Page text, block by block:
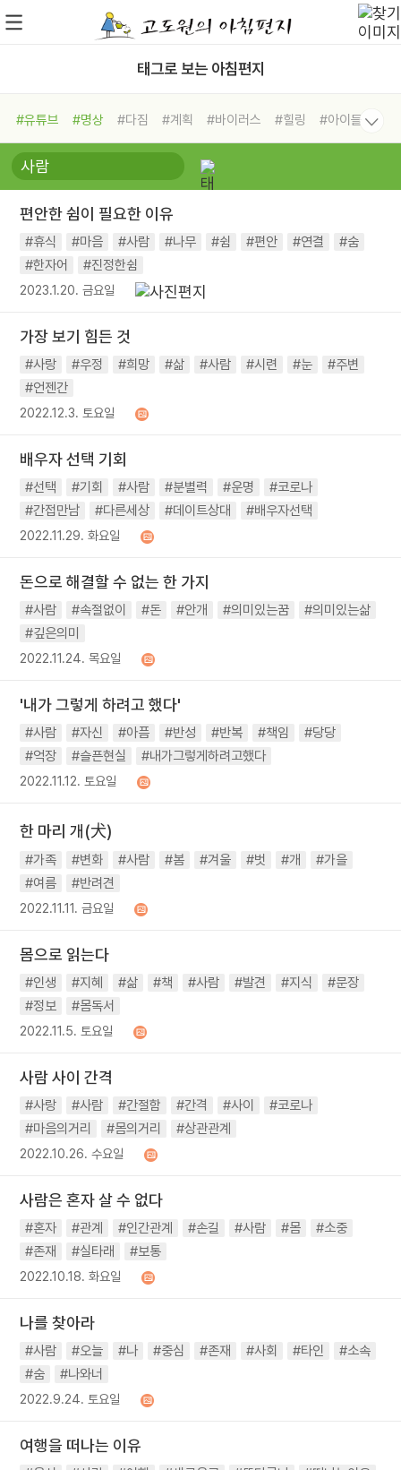
태그로 보는 아침편지
#유튜브 #명상 #다짐 #계획 #바이러스 #힐링
#아이들
#비전캠프
#독서캠프 #삶
#희망
#나눔 #친구 #링컨학교
#독서
#건강 #면역력
편안한 쉼이 필요한 이유
#휴식 #마음 #사람 #나무 #쉼 #편안 #연결
#숨
#한자어
#진정한쉼
2023.1.20. 금요일
가장 보기 힘든 것
#사랑 #우정 #희망 #삶 #사람 #시련 #눈
#주변
#언젠간
2022.12.3. 토요일
배우자 선택 기회
#선택 #기회 #사람 #분별력 #운명
#코로나
#간접만남
#다른세상 #데이트상대 #배우자선택
2022.11.29. 화요일
돈으로 해결할 수 없는 한 가지
#사람 #속절없이 #돈 #안개 #의미있는꿈
#의미있는삶
#깊은의미
2022.11.24. 목요일
'내가 그렇게 하려고 했다'
#사람 #자신 #아픔 #반성 #반복 #책임
#당당
#억장
#슬픈현실 #내가그렇게하려고했다
2022.11.12. 토요일
한 마리 개(犬)
#가족 #변화 #사람 #봄 #겨울 #벗 #개
#가을
#여름
#반려견
2022.11.11. 금요일
몸으로 읽는다
#인생 #지혜 #삶 #책 #사람 #발견 #지식
#문장
#정보
#몸독서
2022.11.5. 토요일
사람 사이 간격
#사랑 #사람 #간절함 #간격 #사이
#코로나
#마음의거리
#몸의거리 #상관관계
2022.10.26. 수요일
사람은 혼자 살 수 없다
#혼자 #관계 #인간관계 #손길 #사람 #몸
#소중
#존재
#실타래 #보통
2022.10.18. 화요일
나를 찾아라
#사람 #오늘 #나 #중심 #존재 #사회 #타인
#소속
#숨
#나와너
2022.9.24. 토요일
여행을 떠나는 이유